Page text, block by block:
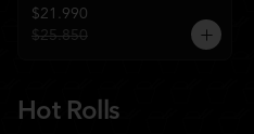
2QC
$21.990
$25.850
Hot Rolls